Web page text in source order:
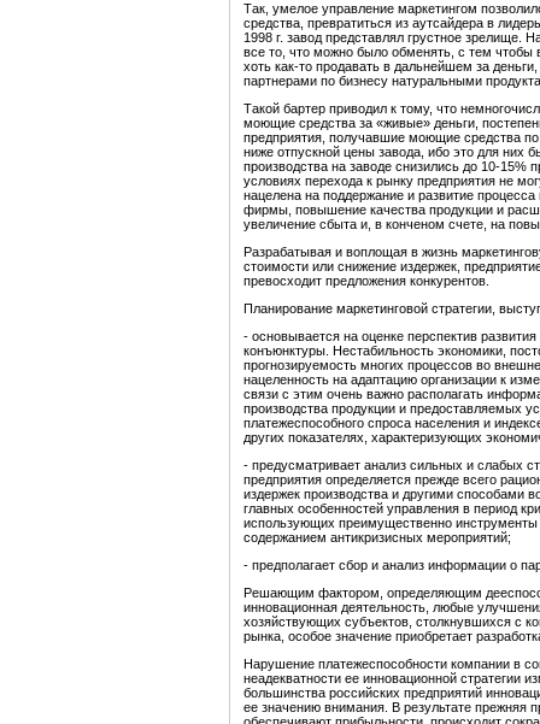
Так, умелое управление маркетингом
средства, превратиться из аутсайдера в
1998 г. завод представлял грустное зрелище.
все то, что можно было обменять, с тем
хоть как-то продавать в дальнейшем за
партнерами по бизнесу натуральными
Такой бартер приводил к тому, что
моющие средства за «живые» деньги,
предприятия, получавшие моющие средства
ниже отпускной цены завода, ибо это для них
производства на заводе снизились до 10-
условиях перехода к рынку предприятия не
нацелена на поддержание и развитие процесса
фирмы, повышение качества продукции и
увеличение сбыта и, в конченом счете, на
Разрабатывая и воплощая в жизнь
стоимости или снижение издержек,
превосходит предложения конкурентов.
Планирование маркетинговой стратегии,
- основывается на оценке перспектив
конъюнктуры. Нестабильность экономики,
прогнозируемость многих процессов во
нацеленность на адаптацию организации к
связи с этим очень важно располагать
производства продукции и предоставляемых
платежеспособного спроса населения и
других показателях, характеризующих
- предусматривает анализ сильных и слабых
предприятия определяется прежде всего
издержек производства и другими способами
главных особенностей управления в период
использующих преимущественно
содержанием антикризисных мероприятий;
- предполагает сбор и анализ информации о
Решающим фактором, определяющим
инновационная деятельность, любые
хозяйствующих субъектов, столкнувшихся с
рынка, особое значение приобретает
Нарушение платежеспособности компании в
неадекватности ее инновационной стратегии
большинства российских предприятий
ее значению внимания. В результате прежняя